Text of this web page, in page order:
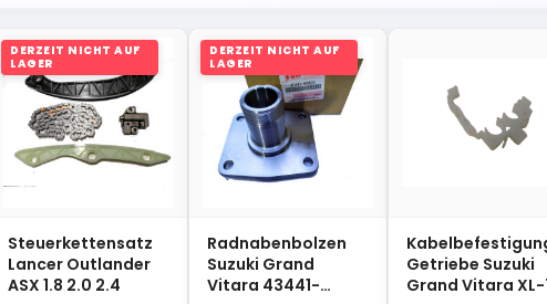
DERZEIT NICHT AUF
LAGER
Steuerkettensatz
Lancer Outlander
ASX 1.8 2.0 2.4
DERZEIT NICHT AUF
LAGER
Radnabenbolzen
Suzuki Grand
Vitara 43441-
Getriebe Suzuki
Grand Vitara